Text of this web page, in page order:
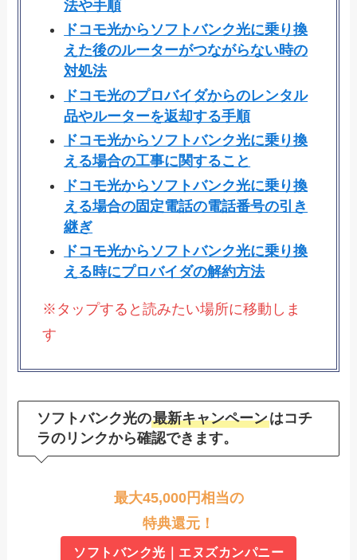
法や手順
ドコモ光からソフトバンク光に乗り換
えた後のルーターがつながらない時の
対処法
ドコモ光のプロバイダからのレンタル
品やルーターを返却する手順
ドコモ光からソフトバンク光に乗り換
える場合の工事に関すること
ドコモ光からソフトバンク光に乗り換
える場合の固定電話の電話番号の引き
継ぎ
ドコモ光からソフトバンク光に乗り換
える時にプロバイダの解約方法
※タップすると読みたい場所に移動しま
す
ソフトバンク光の最新キャンペーンはコチ
ラのリンクから確認できます。
最大45,000円相当の
特典還元！
ソフトバンク光｜エヌズカンパニー